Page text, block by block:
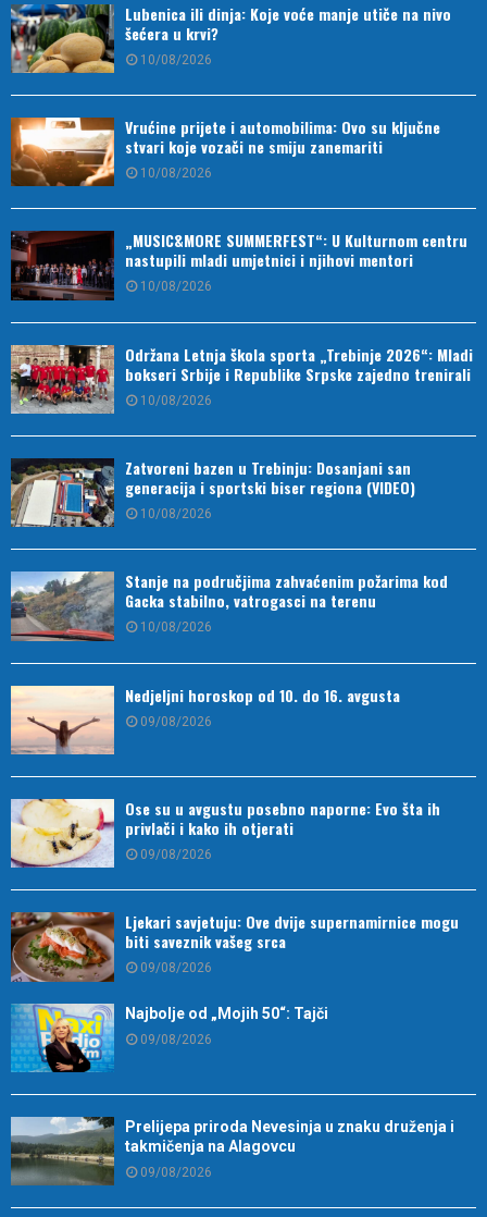
Lubenica ili dinja: Koje voće manje utiče na nivo
šećera u krvi?
10/08/2026
Vrućine prijete i automobilima: Ovo su ključne
stvari koje vozači ne smiju zanemariti
10/08/2026
„MUSIC&MORE SUMMERFEST“: U Kulturnom centru
nastupili mladi umjetnici i njihovi mentori
10/08/2026
Održana Letnja škola sporta „Trebinje 2026“: Mladi
bokseri Srbije i Republike Srpske zajedno trenirali
10/08/2026
Zatvoreni bazen u Trebinju: Dosanjani san
generacija i sportski biser regiona (VIDEO)
10/08/2026
Stanje na područjima zahvaćenim požarima kod
Gacka stabilno, vatrogasci na terenu
10/08/2026
Nedjeljni horoskop od 10. do 16. avgusta
09/08/2026
Ose su u avgustu posebno naporne: Evo šta ih
privlači i kako ih otjerati
09/08/2026
Ljekari savjetuju: Ove dvije supernamirnice mogu
biti saveznik vašeg srca
09/08/2026
Najbolje od „Mojih 50“: Tajči
09/08/2026
Prelijepa priroda Nevesinja u znaku druženja i
takmičenja na Alagovcu
09/08/2026